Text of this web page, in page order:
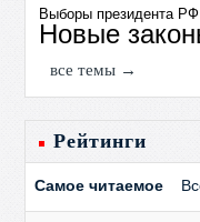
Выборы президента РФ
Новые
все темы →
Рейтинги
Самое читаемое